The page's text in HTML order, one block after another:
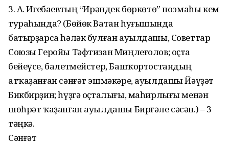
3. А. Игебаевтың “Ирәндек бөркөтө” поэмаһы кем
тураһында? (Бөйөк Ватан һуғышында
батырҙарса һәләк булған ауылдашы, Советтар
Союзы Геройы Тәфтизан Миңлеғолов; оҫта
бейеүсе, балетмейстер, Башҡортостандың
атҡаҙанған сәнғәт эш­мәкәре, ауылдашы Йәүҙәт
Бикбирҙин; һүҙгә оҫталығы, маһирлығы менән
шөһрәт ҡа­ҙанған ауылдашы Бирғәле сәсән.) – 3
тәңкә.
Сәнғәт